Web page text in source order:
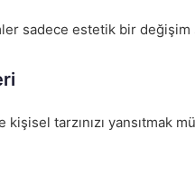
sadece estetik bir değişim
kişisel tarzınızı